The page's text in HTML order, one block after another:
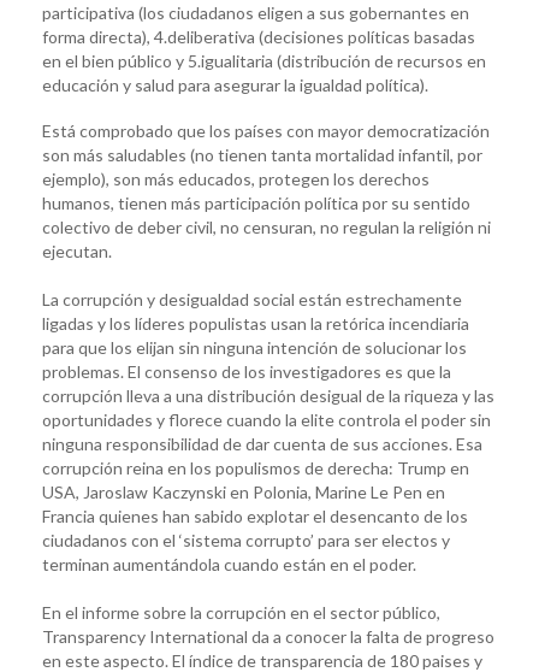
participativa (los ciudadanos eligen a sus gobernantes en
forma directa), 4.deliberativa (decisiones políticas basadas
en el bien público y 5.igualitaria (distribución de recursos en
educación y salud para asegurar la igualdad política).
Está comprobado que los países con mayor democratización
son más saludables (no tienen tanta mortalidad infantil, por
ejemplo), son más educados, protegen los derechos
humanos, tienen más participación política por su sentido
colectivo de deber civil, no censuran, no regulan la religión ni
ejecutan.
La corrupción y desigualdad social están estrechamente
ligadas y los líderes populistas usan la retórica incendiaria
para que los elijan sin ninguna intención de solucionar los
problemas. El consenso de los investigadores es que la
corrupción lleva a una distribución desigual de la riqueza y las
oportunidades y florece cuando la elite controla el poder sin
ninguna responsibilidad de dar cuenta de sus acciones. Esa
corrupción reina en los populismos de derecha: Trump en
USA, Jaroslaw Kaczynski en Polonia, Marine Le Pen en
Francia quienes han sabido explotar el desencanto de los
ciudadanos con el ‘sistema corrupto’ para ser electos y
terminan aumentándola cuando están en el poder.
En el informe sobre la corrupción en el sector público,
Transparency International da a conocer la falta de progreso
en este aspecto. El índice de transparencia de 180 paises y